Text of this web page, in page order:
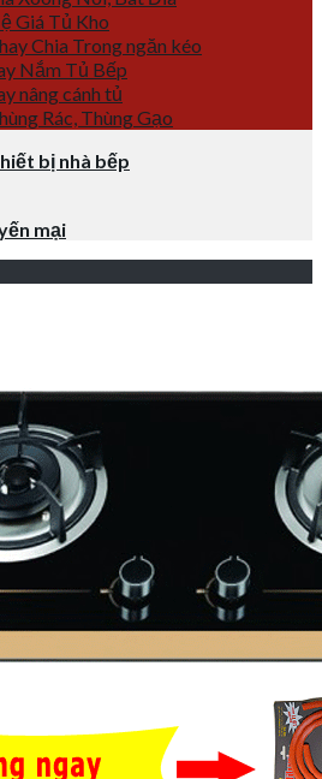
Giá Tủ Kho
Chia Trong ngăn kéo
Nắm Tủ Bếp
nâng cánh tủ
Rác, Thùng Gạo
bị nhà bếp
mại